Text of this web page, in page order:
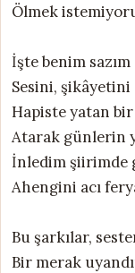
Ölmek
İşte benim
Sesini,
Hapiste yatan bir
Atarak günlerin
İnledim şiirimde
Ahengini acı
Bu şarkılar,
Bir merak